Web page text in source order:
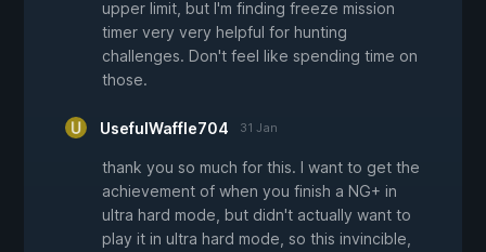
upper limit, but I'm finding freeze mission
timer very very helpful for hunting
challenges. Don't feel like spending time on
those.
UsefulWaffle704 31 Jan
thank you so much for this. I want to get the
achievement of when you finish a NG+ in
ultra hard mode, but didn't actually want to
play it in ultra hard mode, so this invincible,